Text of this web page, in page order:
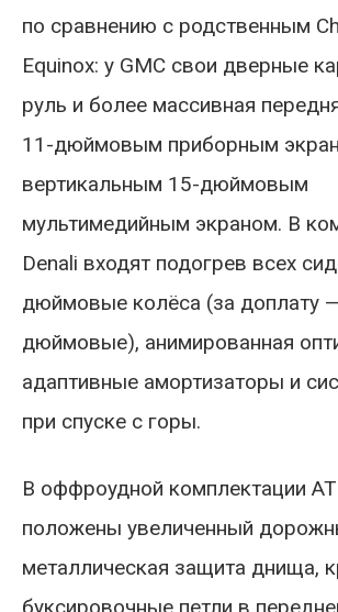
по сравнению с родственным
Equinox: у GMC свои дверные
руль и более массивная
11-дюймовым приборным
вертикальным 15-дюймовым
мультимедийным экраном. В
Denali входят подогрев всех
дюймовые колёса (за доплату
дюймовые), анимированная
адаптивные амортизаторы и
при спуске с горы.
В оффроудной комплектации
положены увеличенный
металлическая защита днища,
буксировочные петли в